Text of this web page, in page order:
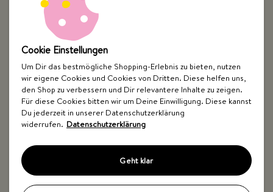
Top Kategorien
Just Spices
Cookie Einstellungen
Um Dir das bestmögliche Shopping-Erlebnis zu bieten, nutzen
wir eigene Cookies und Cookies von Dritten. Diese helfen uns,
den Shop zu verbessern und Dir relevantere Inhalte zu zeigen.
Für diese Cookies bitten wir um Deine Einwilligung. Diese kannst
Du jederzeit in unserer Datenschutzerklärung
widerrufen. Datenschutzerklärung
Geht klar